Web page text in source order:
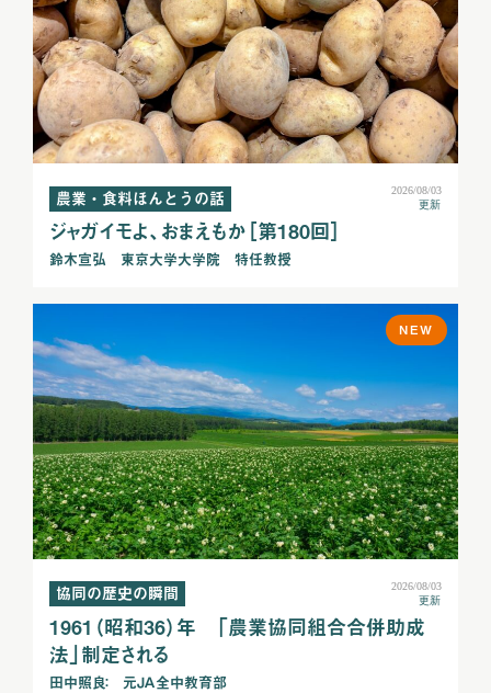
農業・食料ほんとうの話
2026/08/03
更新
ジャガイモよ、おまえもか［第180回］
鈴木宣弘 東京大学大学院 特任教授
NEW
協同の歴史の瞬間
2026/08/03
更新
1961（昭和36）年 「農業協同組合合併助成
法」制定される
田中照良： 元ＪＡ全中教育部